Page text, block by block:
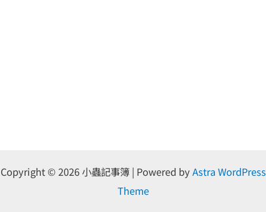
Copyright © 2026 小蟲記事簿 | Powered byAstra WordPress
Theme